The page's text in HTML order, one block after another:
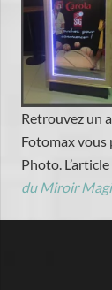
Retrouvez un
Fotomax
Photo.
du Miroir